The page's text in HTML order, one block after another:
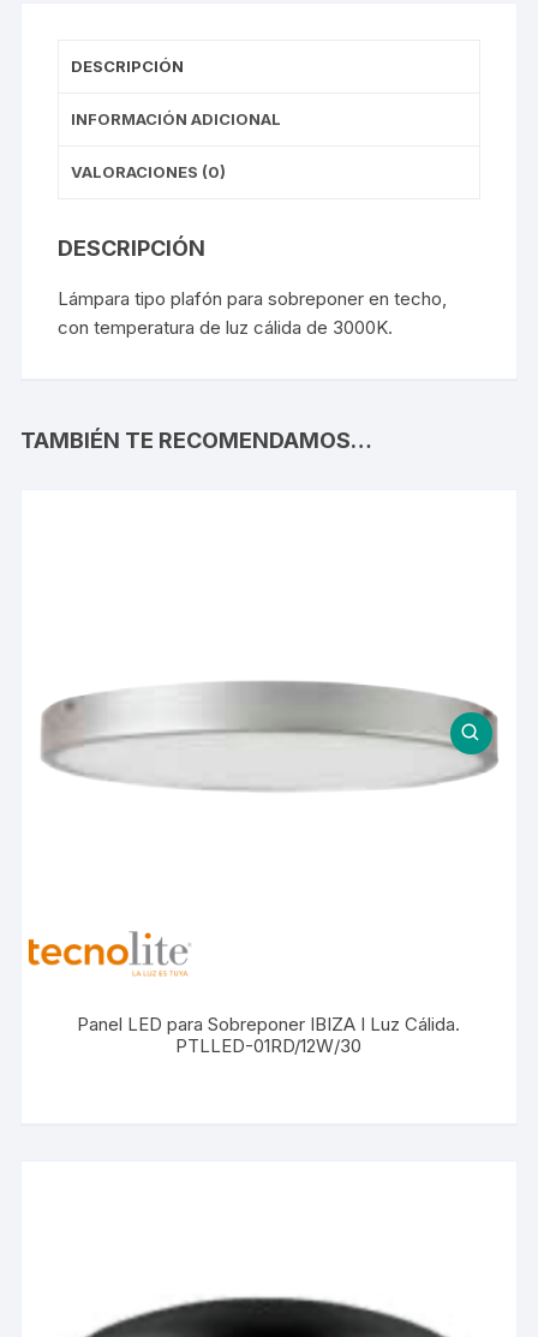
DESCRIPCIÓN
INFORMACIÓN ADICIONAL
VALORACIONES (0)
DESCRIPCIÓN
Lámpara tipo plafón para sobreponer en techo,
con temperatura de luz cálida de 3000K.
TAMBIÉN TE RECOMENDAMOS…
Panel LED para Sobreponer IBIZA I Luz Cálida.
PTLLED-01RD/12W/30